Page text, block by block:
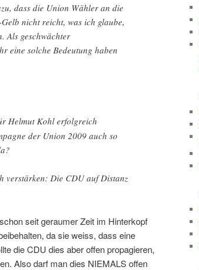
dass die Union Wähler an die
nicht reicht, was ich glaube,
Als geschwächter
eine solche Bedeutung haben
Helmut Kohl erfolgreich
der Union 2009 auch so
verstärken: Die CDU auf Distanz
seit geraumer Zeit im Hinterkopf
da sie weiss, dass eine
die CDU dies aber offen propagieren,
Also darf man dies NIEMALS offen